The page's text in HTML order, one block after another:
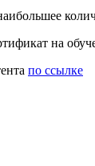
на
по ссылке